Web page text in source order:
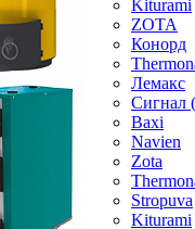
Kiturami
ZOTA
Конорд
Лемакс
Baxi
Navien
Zota
Stropuva
Kiturami